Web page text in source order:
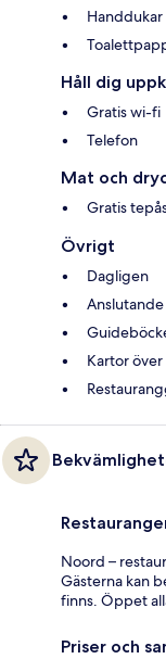
Handdukar
Håll dig
Gratis wi-fi
Telefon
Mat och
Gratis
Övrigt
Dagligen
Kartor
Noord –
Gästerna kan
finns. Öppet
Priser och